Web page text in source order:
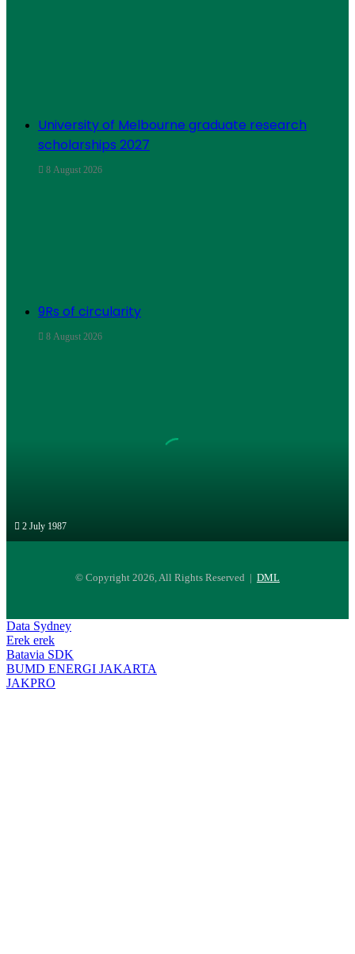
University of Melbourne graduate research
scholarships 2027
8 August 2026
9Rs of circularity
8 August 2026
2 July 1987
© Copyright 2026, All Rights Reserved | DML
Facebook
Twitter
WhatsApp
Telegram
Data Sydney
Erek erek
Batavia SDK
BUMD ENERGI JAKARTA
JAKPRO